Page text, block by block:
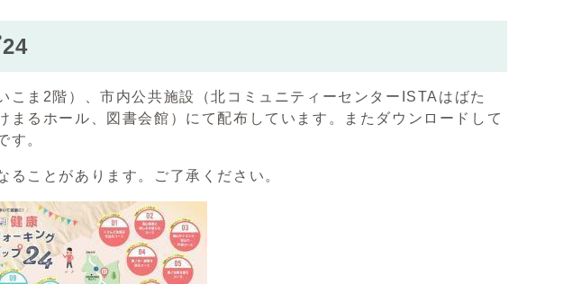
こま2階）、市内公共施設（北コミュニティーセンターISTAはばた
まるホール、図書会館）にて配布しています。またダウンロードして
す。
ることがあります。ご了承ください。